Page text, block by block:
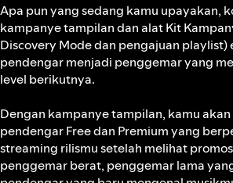
Apa pun yang sedang kamu upayakan,
kampanye tampilan dan alat Kit
Discovery Mode dan pengajuan
pendengar menjadi penggemar yang
level berikutnya.
Dengan kampanye tampilan, kamu
pendengar Free dan Premium yang
streaming rilismu setelah melihat
penggemar berat, penggemar lama